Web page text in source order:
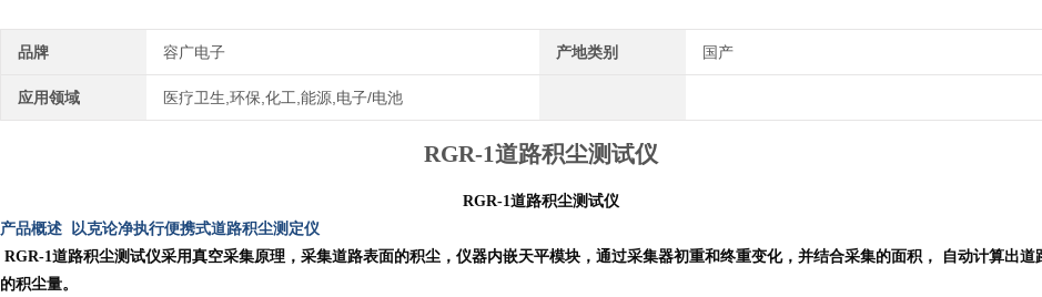
品牌 容广电子 产地类别 国产
应用领域 医疗卫生,环保,化工,能源,电子/电池
RGR-1道路积尘测试仪
RGR-1道路积尘测试仪
产品概述 以克论净执行便携式道路积尘测定仪
RGR-1道路积尘测试仪采用真空采集原理，采集道路表面的积尘，仪器内嵌天平模块，通过采集器初重和终重变化，并结合采集的面积， 自动计算出道
的积尘量。